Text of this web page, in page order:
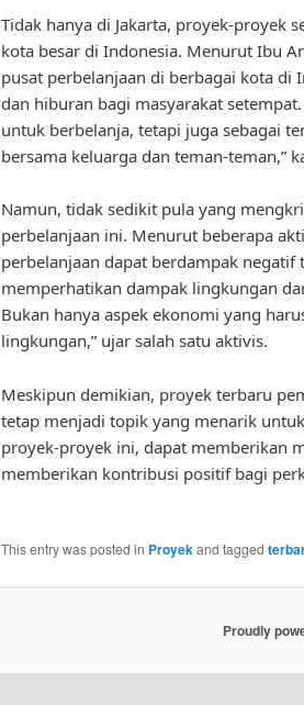
Tidak hanya di Jakarta, proyek-proyek
kota besar di Indonesia. Menurut Ibu
pusat perbelanjaan di berbagai kota di
dan hiburan bagi masyarakat
untuk berbelanja, tetapi juga sebagai
bersama keluarga dan teman-teman,”
Namun, tidak sedikit pula yang
perbelanjaan ini. Menurut beberapa
perbelanjaan dapat berdampak negatif
memperhatikan dampak lingkungan
Bukan hanya aspek ekonomi yang
lingkungan,” ujar salah satu aktivis.
Meskipun demikian, proyek terbaru
tetap menjadi topik yang menarik
proyek-proyek ini, dapat memberikan
memberikan kontribusi positif bagi
This entry was posted in Proyekand tagged
Proudly